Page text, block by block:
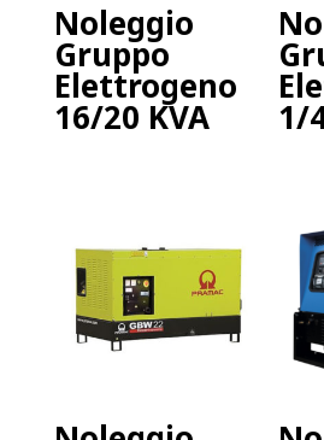
Noleggio
Gruppo
Elettrogeno
16/20 KVA 1/